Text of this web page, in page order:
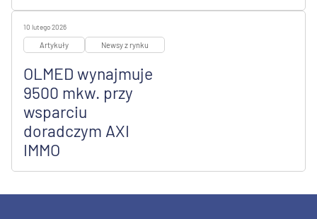
10 lutego 2026
Artykuły Newsy z rynku
OLMED wynajmuje
9500 mkw. przy
wsparciu
doradczym AXI
IMMO